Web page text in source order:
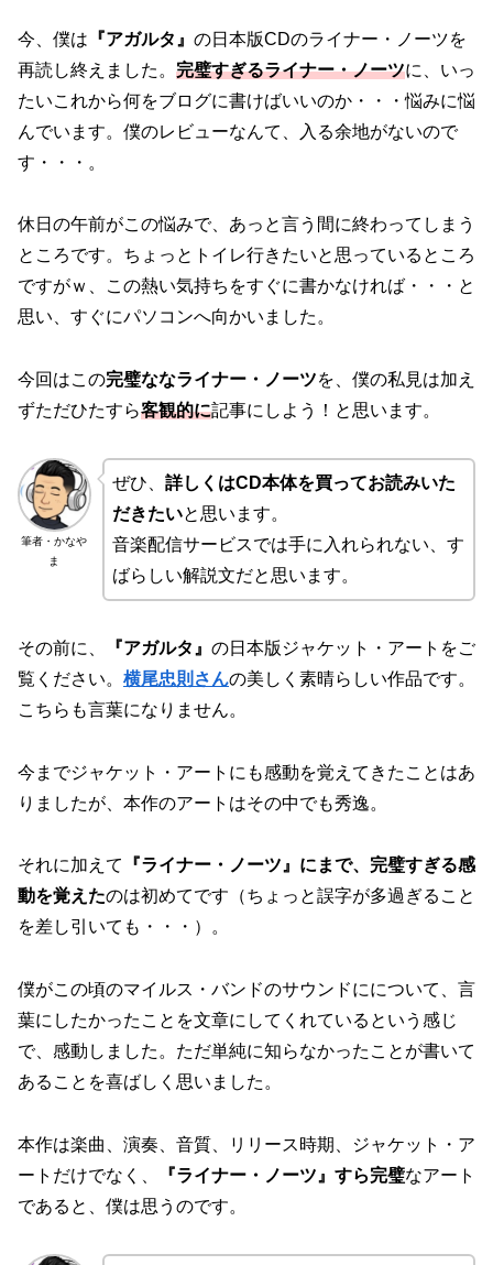
今、僕は 『アガルタ』 の日本版CDのライナー・ノーツを
再読し終えました。 完璧すぎるライナー・ノーツに、いっ
たいこれから何をブログに書けばいいのか・・・悩みに悩
んでいます。僕のレビューなんて、入る余地がないので
す・・・。
休日の午前がこの悩みで、あっと言う間に終わってしまう
ところです。ちょっとトイレ行きたいと思っているところ
ですがｗ、この熱い気持ちをすぐに書かなければ・・・と
思い、すぐにパソコンへ向かいました。
今回はこの完璧ななライナー・ノーツを、僕の私見は加え
ずただひたすら客観的に記事にしよう！と思います。
筆者・かなや
ま
ぜひ、 詳しくはCD本体を買ってお読みいた
だきたいと思います。
音楽配信サービスでは手に入れられない、す
ばらしい解説文だと思います。
その前に、 『アガルタ』 の日本版ジャケット・アートをご
覧ください。 横尾忠則さんの美しく素晴らしい作品です。
こちらも言葉になりません。
今までジャケット・アートにも感動を覚えてきたことはあ
りましたが、本作のアートはその中でも秀逸。
それに加えて
『ライナー・ノーツ』にまで、完璧すぎる感
動を覚えたのは初めてです（ちょっと誤字が多過ぎること
を差し引いても・・・）。
僕がこの頃のマイルス・バンドのサウンドにについて、言
葉にしたかったことを文章にしてくれているという感じ
で、感動しました。ただ単純に知らなかったことが書いて
あることを喜ばしく思いました。
本作は楽曲、演奏、音質、リリース時期、ジャケット・ア
ートだけでなく、
『ライナー・ノーツ』すら完璧なアート
であると、僕は思うのです。